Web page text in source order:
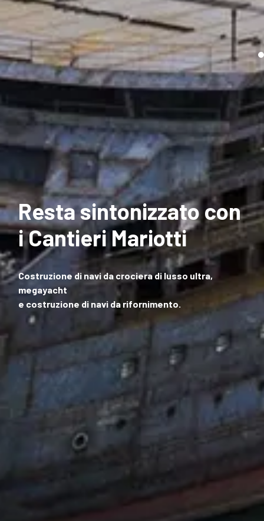
Resta sintonizzato con
i Cantieri Mariotti
Costruzione di navi da crociera di lusso ultra,
megayacht
e costruzione di navi da rifornimento.